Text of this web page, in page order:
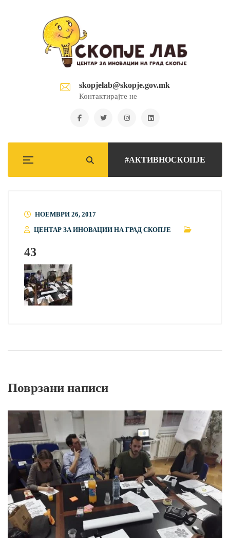
skopjelab@skopje.gov.mk
Контактирајте не
#АКТИВНОСКОПЈЕ
НОЕМВРИ 26, 2017
ЦЕНТАР ЗА ИНОВАЦИИ НА ГРАД СКОПЈЕ
43
Поврзани написи